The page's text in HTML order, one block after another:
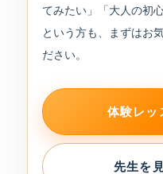
てみたい」「大人の初
という方も、まずはお
ださい。
体験レッ
先生を